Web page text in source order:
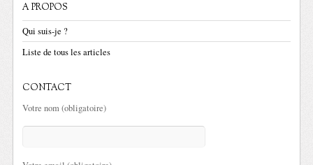
A PROPOS
Qui suis-je ?
Liste de tous les articles
CONTACT
Votre nom (obligatoire)